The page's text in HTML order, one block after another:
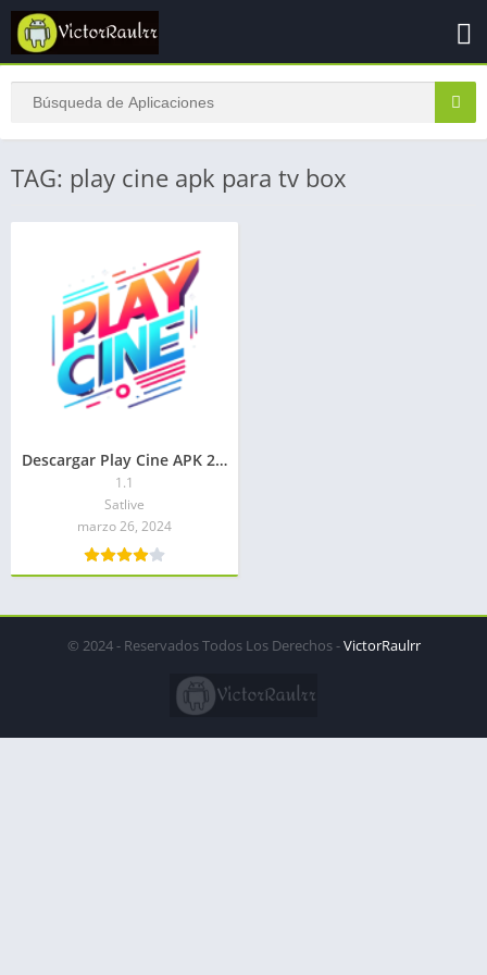
TAG: play cine apk para tv box
Descargar Play Cine APK 2026 para Android
1.1
Satlive
marzo 26, 2024
© 2024 - Reservados Todos Los Derechos -VictorRaulrr